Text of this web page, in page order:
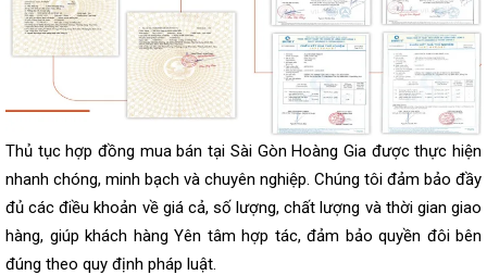
Thủ tục hợp đồng mua bán tại Sài Gòn Hoàng Gia được thực hiện
nhanh chóng, minh bạch và chuyên nghiệp. Chúng tôi đảm bảo đầy
đủ các điều khoản về giá cả, số lượng, chất lượng và thời gian giao
hàng, giúp khách hàng Yên tâm hợp tác, đảm bảo quyền đôi bên
đúng theo quy định pháp luật.